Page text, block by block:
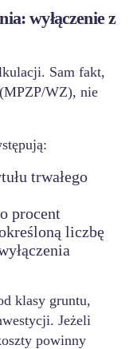
wyłączenie z
Sam fakt,
WZ), nie
trwałego
procent
liczbę
klasy gruntu,
Jeżeli
powinny